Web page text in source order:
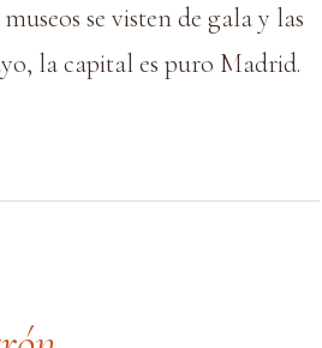
se visten de gala y las
la capital es puro Madrid.